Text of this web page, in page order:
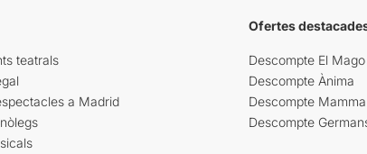
teatrals
a Madrid
Ofertes
Descompte El
Descompte Ànima
Descompte
Descompte